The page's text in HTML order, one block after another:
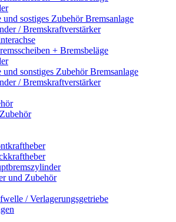
und sostiges Zubehör Bremsanlage
/ Bremskraftverstärker
+ Bremsbeläge
und sonstiges Zubehör Bremsanlage
/ Bremskraftverstärker
und Zubehör
/ Verlagerungsgetriebe